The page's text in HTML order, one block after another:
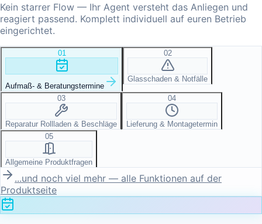
Kein starrer Flow — Ihr Agent versteht das Anliegen und
reagiert passend. Komplett individuell auf euren Betrieb
eingerichtet.
01
Aufmaß- & Beratungstermine
02
Glasschaden & Notfälle
03
Reparatur Rollladen & Beschläge
04
Lieferung & Montagetermin
05
Allgemeine Produktfragen
...und noch viel mehr — alle Funktionen auf der
Produktseite